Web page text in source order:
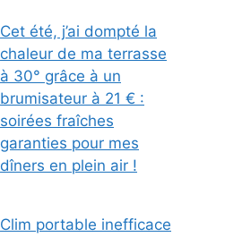
Cet été, j’ai dompté la
chaleur de ma terrasse
à 30° grâce à un
brumisateur à 21 € :
soirées fraîches
garanties pour mes
dîners en plein air !
Clim portable inefficace